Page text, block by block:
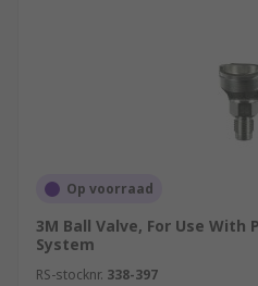
Op voorraad
3M Ball Valve, For Use With
System
RS-stocknr. 338-397